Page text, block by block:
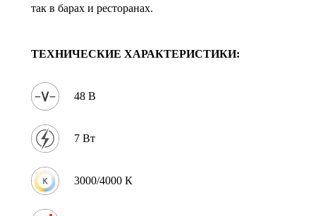
так в барах и ресторанах.
ТЕХНИЧЕСКИЕ ХАРАКТЕРИСТИКИ:
48 В
7 Вт
3000/4000 К